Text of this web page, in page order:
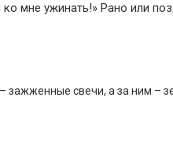
мне ужинать!» Рано или
зажженные свечи, а за ним –